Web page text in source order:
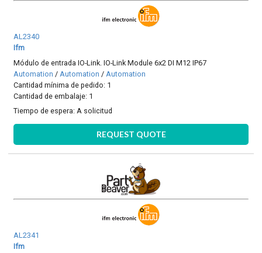
AL2340
Ifm
Módulo de entrada IO-Link. IO-Link Module 6x2 DI M12 IP67
Automation / Automation / Automation
Cantidad mínima de pedido: 1
Cantidad de embalaje: 1
Tiempo de espera:A solicitud
REQUEST QUOTE
AL2341
Ifm